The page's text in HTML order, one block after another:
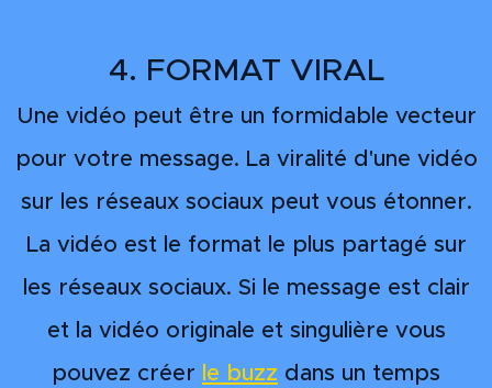
4. FORMAT VIRAL
Une vidéo peut être un formidable vecteur
pour votre message. La viralité d'une vidéo
sur les réseaux sociaux peut vous étonner.
La vidéo est le format le plus partagé sur
les réseaux sociaux. Si le message est clair
et la vidéo originale et singulière vous
pouvez créer le buzz dans un temps